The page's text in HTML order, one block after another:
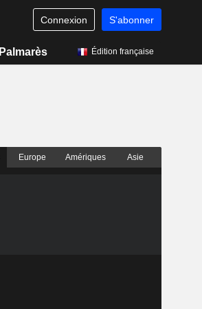
Connexion S'abonner
Palmarès Édition française
Europe Amériques Asie